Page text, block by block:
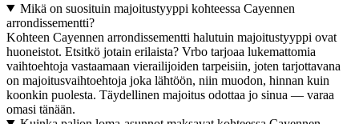
Mikä on suosituin majoitustyyppi kohteessa Cayennen
arrondissementti?
Kohteen Cayennen arrondissementti halutuin majoitustyyppi ovat
huoneistot. Etsitkö jotain erilaista? Vrbo tarjoaa lukemattomia
vaihtoehtoja vastaamaan vierailijoiden tarpeisiin, joten tarjottavana
on majoitusvaihtoehtoja joka lähtöön, niin muodon, hinnan kuin
koonkin puolesta. Täydellinen majoitus odottaa jo sinua — varaa
omasi tänään.